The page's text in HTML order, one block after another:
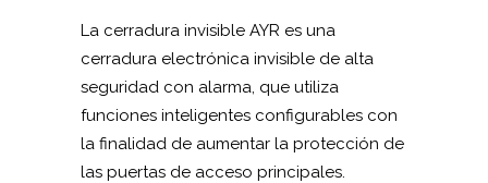
La cerradura invisible AYR es una
cerradura electrónica invisible de alta
seguridad con alarma, que utiliza
funciones inteligentes configurables con
la finalidad de aumentar la protección de
las puertas de acceso principales.